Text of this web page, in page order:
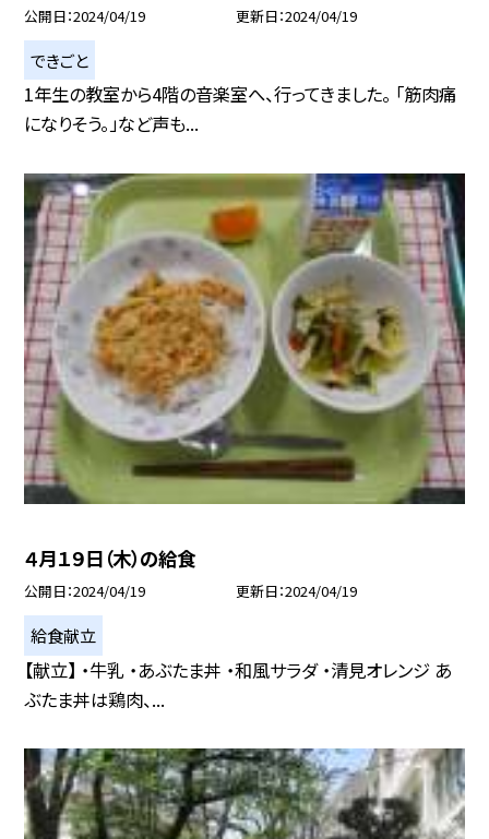
公開日 2024/04/19 更新日 2024/04/19
できごと
1年生の教室から4階の音楽室へ、行ってきました。 「筋肉痛
になりそう。」など声も...
４月１９日（木）の給食
公開日 2024/04/19 更新日 2024/04/19
給食献立
【献立】 ・牛乳 ・あぶたま丼 ・和風サラダ ・清見オレンジ あ
ぶたま丼は鶏肉、...